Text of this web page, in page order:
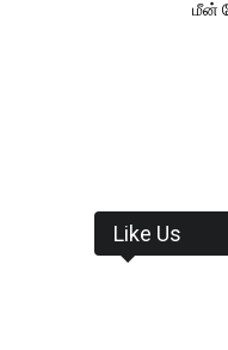
மீன்
Like Us